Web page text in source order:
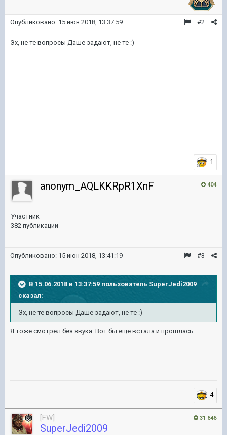
#2
Опубликовано: 15 июн 2018, 13:37:59
Эх, не те вопросы Даше задают, не те :)
1
404
anonym_AQLKKRpR1XnF
Участник
382 публикации
#3
Опубликовано: 15 июн 2018, 13:41:19
В 15.06.2018 в 13:37:59 пользователь SuperJedi2009
сказал:
Эх, не те вопросы Даше задают, не те :)
Я тоже смотрел без звука. Вот бы еще встала и прошлась.
4
31 646
[FW]
SuperJedi2009